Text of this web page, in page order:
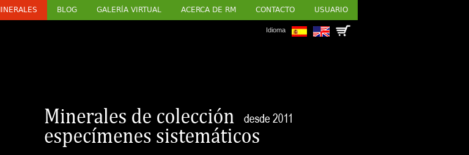
BLOG GALERÍA VIRTUAL ACERCA DE RM CONTACTO USUARIO
Idioma